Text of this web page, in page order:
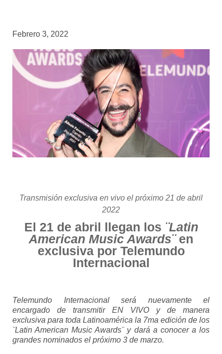
Febrero 3, 2022
Transmisión exclusiva en vivo el próximo 21 de abril
2022
El 21 de abril llegan los ¨Latin
American Music Awards¨ en
exclusiva por Telemundo
Internacional
Telemundo Internacional será nuevamente el
encargado de transmitir EN VIVO y de manera
exclusiva para toda Latinoamérica la 7ma edición de los
¨Latin American Music Awards¨ y dará a conocer a los
grandes nominados el próximo 3 de marzo.